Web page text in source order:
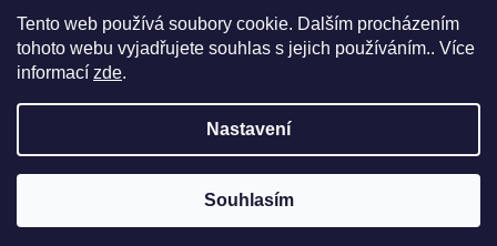
Tento web používá soubory cookie. Dalším procházením
tohoto webu vyjadřujete souhlas s jejich používáním.. Více
informací zde.
Nastavení
Souhlasím
Přihlásit se přes Seznam
Vytvořil Shoptet
Kapona s.r.o.. Všechna práva vyhrazena.